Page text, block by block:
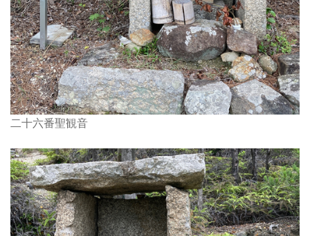
二十六番聖観音